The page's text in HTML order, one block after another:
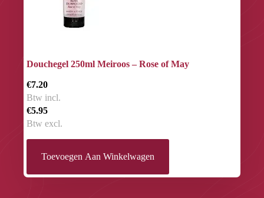
Douchegel 250ml Meiroos – Rose of May
€7.20
Btw incl.
€5.95
Btw excl.
Toevoegen Aan Winkelwagen